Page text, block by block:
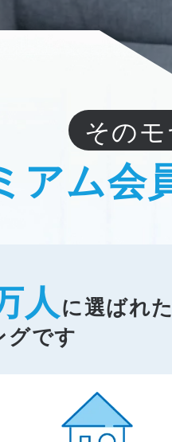
そのモ
アム会
人に選ばれた
グです